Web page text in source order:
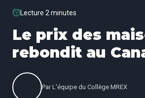
Lecture 2 minutes
Le prix des
rebondit au
Par L'équipe du Collège MREX